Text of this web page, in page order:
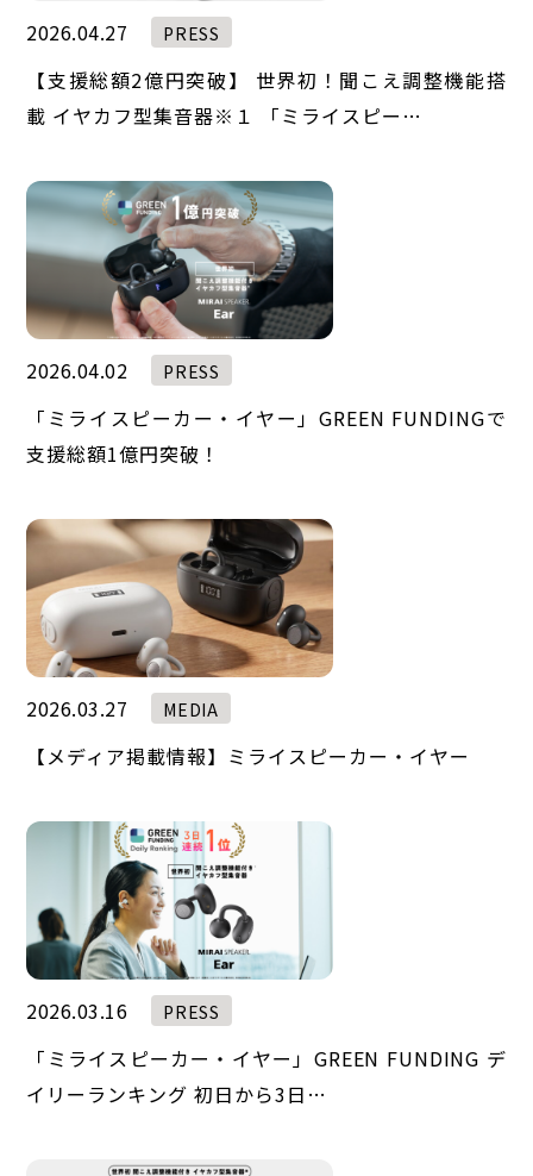
2026.04.27 PRESS
【支援総額2億円突破】 世界初！聞こえ調整機能搭
載 イヤカフ型集音器※１ 「ミライスピー…
2026.04.02 PRESS
「ミライスピーカー・イヤー」GREEN FUNDINGで
支援総額1億円突破！
2026.03.27 MEDIA
【メディア掲載情報】ミライスピーカー・イヤー
2026.03.16 PRESS
「ミライスピーカー・イヤー」GREEN FUNDING デ
イリーランキング 初日から3日…